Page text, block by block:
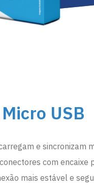
USB
e sincronizam
com encaixe
mais estável e